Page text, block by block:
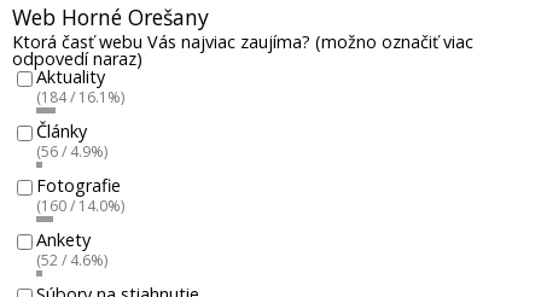
Web Horné Orešany
Ktorá časť webu Vás najviac zaujíma? (možno označiť viac
odpovedí naraz)
Aktuality
(184 / 16.1%)
Články
(56 / 4.9%)
Fotografie
(160 / 14.0%)
Ankety
(52 / 4.6%)